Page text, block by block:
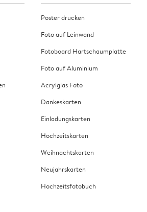
Poster drucken
Foto auf Leinwand
Fotoboard Hartschaumplatte
Foto auf Aluminium
Acrylglas Foto
Dankeskarten
Einladungskarten
Hochzeitskarten
Weihnachtskarten
Neujahrskarten
Hochzeitsfotobuch